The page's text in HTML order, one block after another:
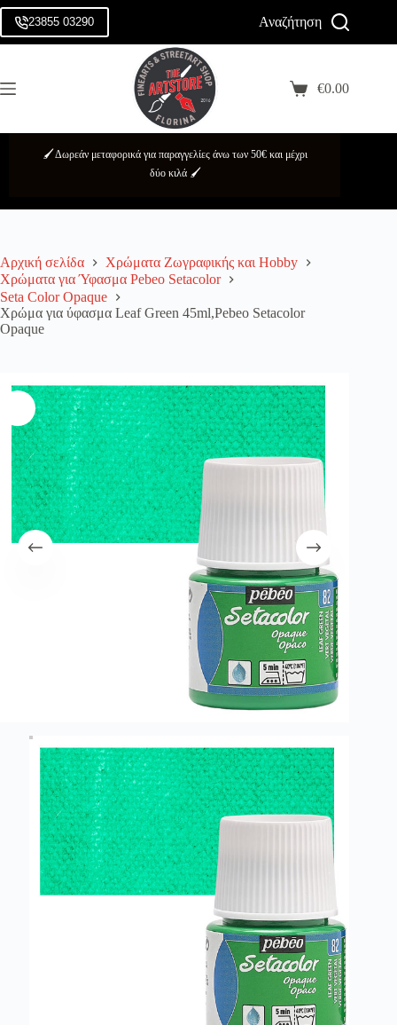
Μετάβαση
στο
περιεχόμενο
results
Προσφορές
Σχετικά
Login
Username or Email Address
Κωδικός πρόσβασης
Forgot Password?
Username
Email
Τα προσωπικά σας δεδομένα χρησιμοποιούνται για την ορθή
λειτουργία του site. Διαβάστε περισσότερα στοπολιτική απορρήτου
Register
Username or Email Address
Get New Password
23855 03290 Αναζήτηση
Καλάθι
€0.00
🖌️ Δωρεάν μεταφορικά για παραγγελίες άνω των 50€ και μέχρι
δύο κιλά 🖌️
Αρχική σελίδα
Χρώματα Ζωγραφικής και Hobby
Χρώματα για Ύφασμα Pebeo Setacolor
Seta Color Opaque
Χρώμα για ύφασμα Leaf Green 45ml,Pebeo Setacolor
Opaque